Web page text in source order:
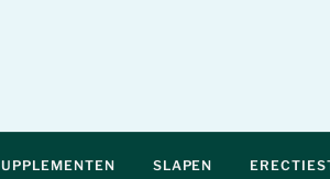
SLAPEN